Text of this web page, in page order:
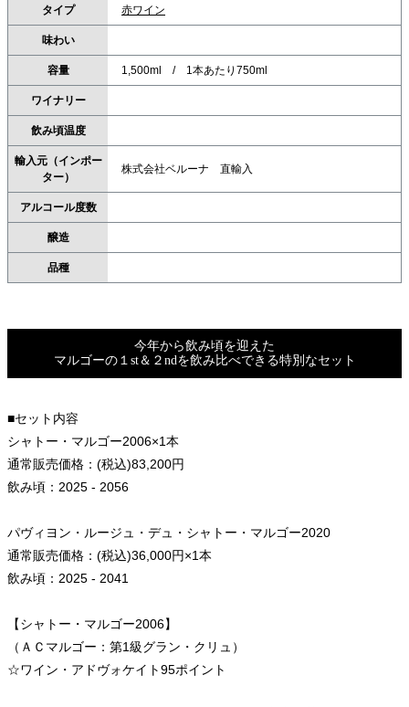
タイプ 赤ワイン
味わい
容量 1,500ml / 1本あたり750ml
ワイナリー
飲み頃温度
輸入元（インポー
ター）
株式会社ベルーナ 直輸入
アルコール度数
醸造
品種
今年から飲み頃を迎えた
マルゴーの１st＆２ndを飲み比べできる特別なセット
■セット内容
シャトー・マルゴー2006×1本
通常販売価格：(税込)83,200円
飲み頃：2025 - 2056
パヴィヨン・ルージュ・デュ・シャトー・マルゴー2020
通常販売価格：(税込)36,000円×1本
飲み頃：2025 - 2041
【シャトー・マルゴー2006】
（ＡＣマルゴー：第1級グラン・クリュ）
☆ワイン・アドヴォケイト95ポイント